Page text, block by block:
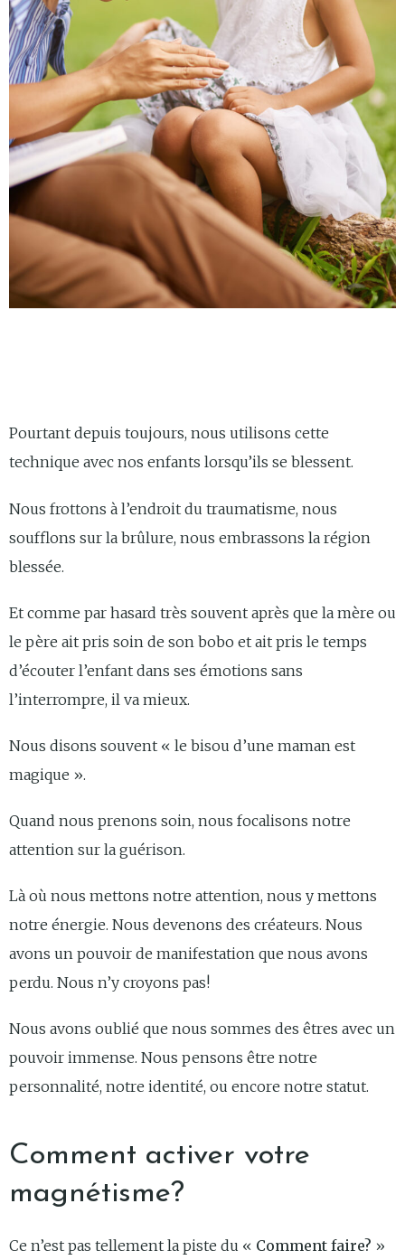
Pourtant depuis toujours, nous utilisons cette
technique avec nos enfants lorsqu’ils se blessent.
Nous frottons à l’endroit du traumatisme, nous
soufflons sur la brûlure, nous embrassons la région
blessée.
Et comme par hasard très souvent après que la mère ou
le père ait pris soin de son bobo et ait pris le temps
d’écouter l’enfant dans ses émotions sans
l’interrompre, il va mieux.
Nous disons souvent « le bisou d’une maman est
magique ».
Quand nous prenons soin, nous focalisons notre
attention sur la guérison.
Là où nous mettons notre attention, nous y mettons
notre énergie. Nous devenons des créateurs. Nous
avons un pouvoir de manifestation que nous avons
perdu. Nous n’y croyons pas!
Nous avons oublié que nous sommes des êtres avec un
pouvoir immense. Nous pensons être notre
personnalité, notre identité, ou encore notre statut.
Comment activer votre
magnétisme?
Ce n’est pas tellement la piste du « Comment faire? »